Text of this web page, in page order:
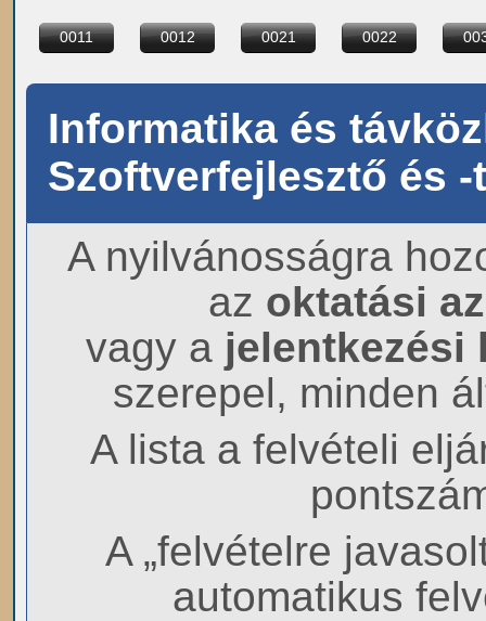
0011 0012 0021 0022
Informatika és
Szoftverfejlesztő és
A nyilvánosságra
az oktatási
vagy a jelentkezési
szerepel, minden
A lista a felvételi
A „felvételre
automatikus